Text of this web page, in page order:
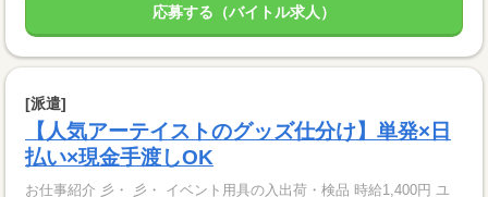
応募する（バイトル求人）
[派遣]
【人気アーテイストのグッズ仕分け】単発×日
払い×現金手渡しOK
お仕事紹介 彡・ 彡・ イベント用具の入出荷・検品 時給1,400円 ユ